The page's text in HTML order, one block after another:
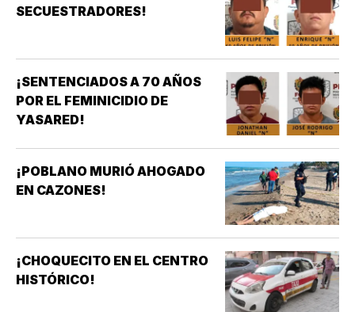
SECUESTRADORES!
¡SENTENCIADOS A 70 AÑOS
POR EL FEMINICIDIO DE
YASARED!
¡POBLANO MURIÓ AHOGADO
EN CAZONES!
¡CHOQUECITO EN EL CENTRO
HISTÓRICO!